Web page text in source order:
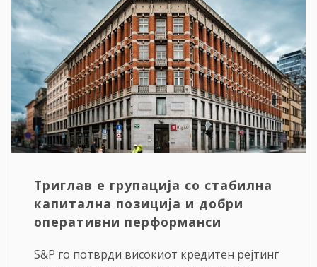
Триглав е групација со стабилна
капитална позиција и добри
оперативни перформанси
S&P го потврди високиот кредитен рејтинг